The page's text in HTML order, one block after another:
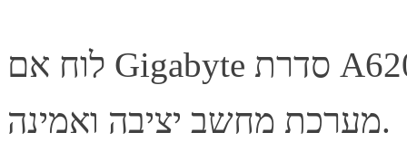
לוח אם Gigabyte סדרת A620M, מספק יציבות ואמינות לבניית
מערכת מחשב יציבה ואמינה.